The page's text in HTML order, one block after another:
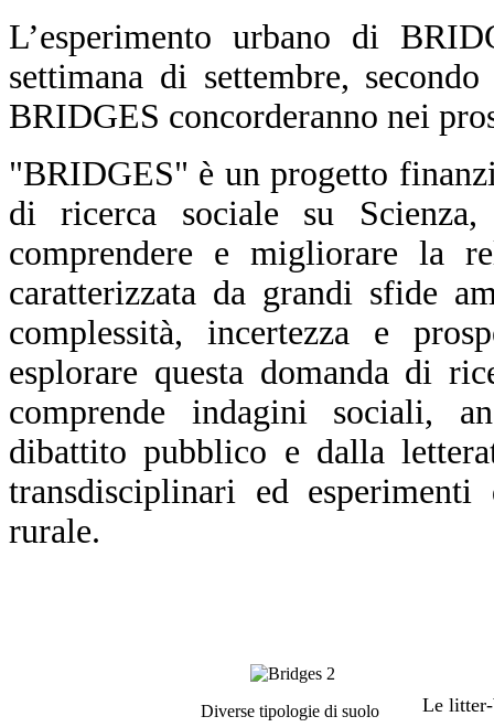
L’esperimento urbano di
settimana di settembre,
BRIDGES concorderanno nei
"BRIDGES" è un progetto
di ricerca sociale su
comprendere e migliorare la
caratterizzata da grandi sfide
complessità, incertezza e
esplorare questa domanda di
comprende indagini sociali,
dibattito pubblico e dalla
transdisciplinari ed
rurale.
Diverse tipologie di suolo Le